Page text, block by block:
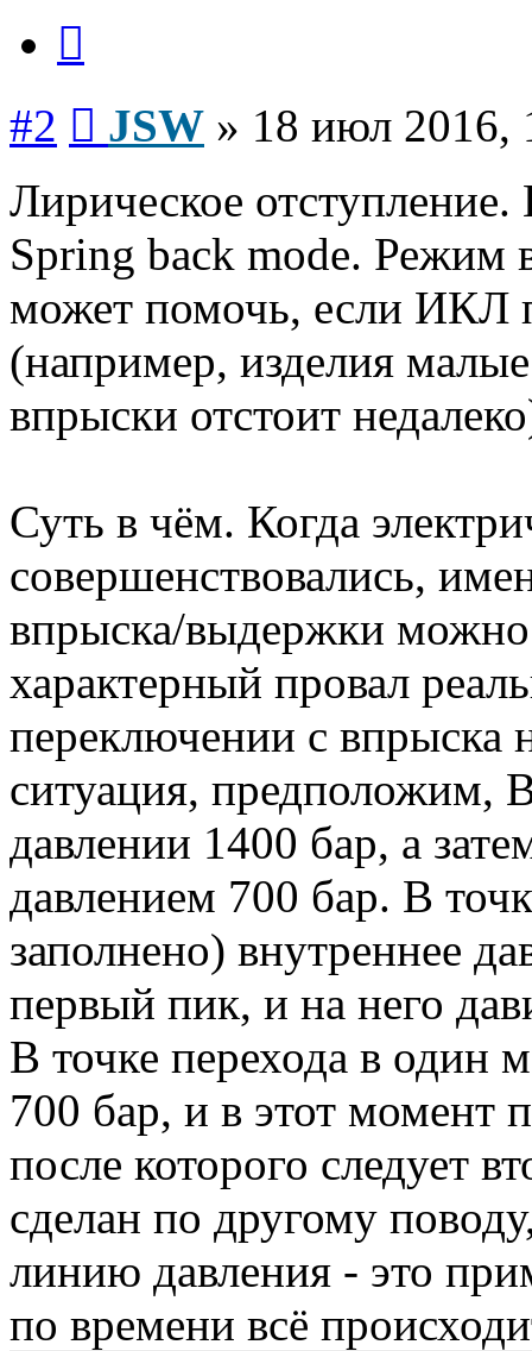
#2 JSW » 18 июл 2016,
Лирическое
Spring back mode. Режим
может помочь, если ИКЛ
(например, изделия
впрыски отстоит
Суть в чём. Когда
совершенствовались,
впрыска/выдержки
характерный провал
переключении с впрыска
ситуация, предположим,
давлении 1400 бар, а
давлением 700 бар. В
заполнено) внутреннее
первый пик, и на него
В точке перехода в один
700 бар, и в этот момент
после которого следует
сделан по другому
линию давления - это
по времени всё